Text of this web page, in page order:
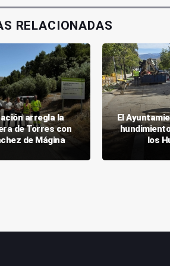
RELACIONADAS
arregla la
de Torres con
de Mágina
El
los